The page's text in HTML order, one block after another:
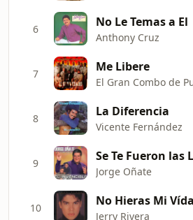
6 No Le Temas a El
Anthony Cruz
7 Me Libere
El Gran Combo de
8 La Diferencia
Vicente Fernández
9 Se Te Fueron las
Jorge Oñate
10 No Hieras Mi Vída
Jerry Rivera